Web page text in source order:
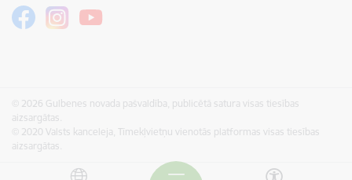
© 2026 Gulbenes novada pašvaldība, publicētā satura visas tiesības
aizsargātas.
© 2020 Valsts kanceleja, Tīmekļvietņu vienotās platformas visas tiesības
aizsargātas.